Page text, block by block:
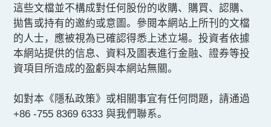
踏出校園
招生與招聘
最新消息
這些文檔並不構成對任何股份的收購、購買、認購、
拋售或持有的邀約或意圖。參閱本網站上所刊的文檔
的人士，應被視為已確認得悉上述立場。投資者依據
本網站提供的信息、資料及圖表進行金融、證券等投
資項目所造成的盈虧與本網站無關。
如對本《隱私政策》或相關事宜有任何問題，請通過
+86 -755 8369 6333 與我們聯系。